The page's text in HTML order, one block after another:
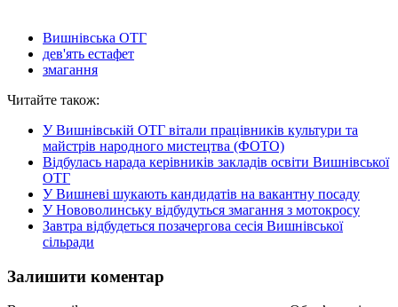
Вишнівська ОТГ
дев'ять естафет
змагання
Читайте також:
У Вишнівській ОТГ вітали працівників культури та
майстрів народного мистецтва (ФОТО)
Відбулась нарада керівників закладів освіти Вишнівської
ОТГ
У Вишневі шукають кандидатів на вакантну посаду
У Нововолинську відбудуться змагання з мотокросу
Завтра відбудеться позачергова сесія Вишнівської
сільради
Залишити коментар